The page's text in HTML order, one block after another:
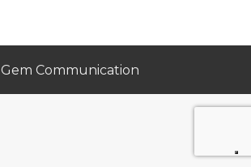
Gem Communication